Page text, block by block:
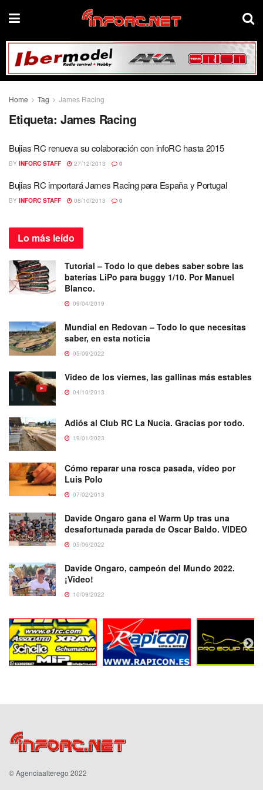
Home Tag James Racing
Etiqueta: James Racing
Bujias RC renueva su colaboración con infoRC hasta 2015
BY INFORC STAFF 27/12/2013 0
Bujias RC importará James Racing para España y Portugal
BY INFORC STAFF 08/10/2013 0
Lo más leído
Tutorial – Todo lo que debes saber sobre las
baterías LiPo para buggy 1/10. Por Manuel
Blanco.
09/04/2019
Mundial en Redovan – Todo lo que necesitas
saber, en esta noticia
05/09/2022
Video de los viernes, las gallinas más estables
04/10/2013
Adiós al Club RC La Nucia. Gracias por todo.
19/01/2023
Cómo reparar una rosca pasada, vídeo por
Luis Polo
07/02/2013
Davide Ongaro gana el Warm Up tras una
desafortunada parada de Oscar Baldo. VIDEO
05/06/2022
Davide Ongaro, campeón del Mundo 2022.
¡Video!
10/09/2022
©Agenciaalterego 2022